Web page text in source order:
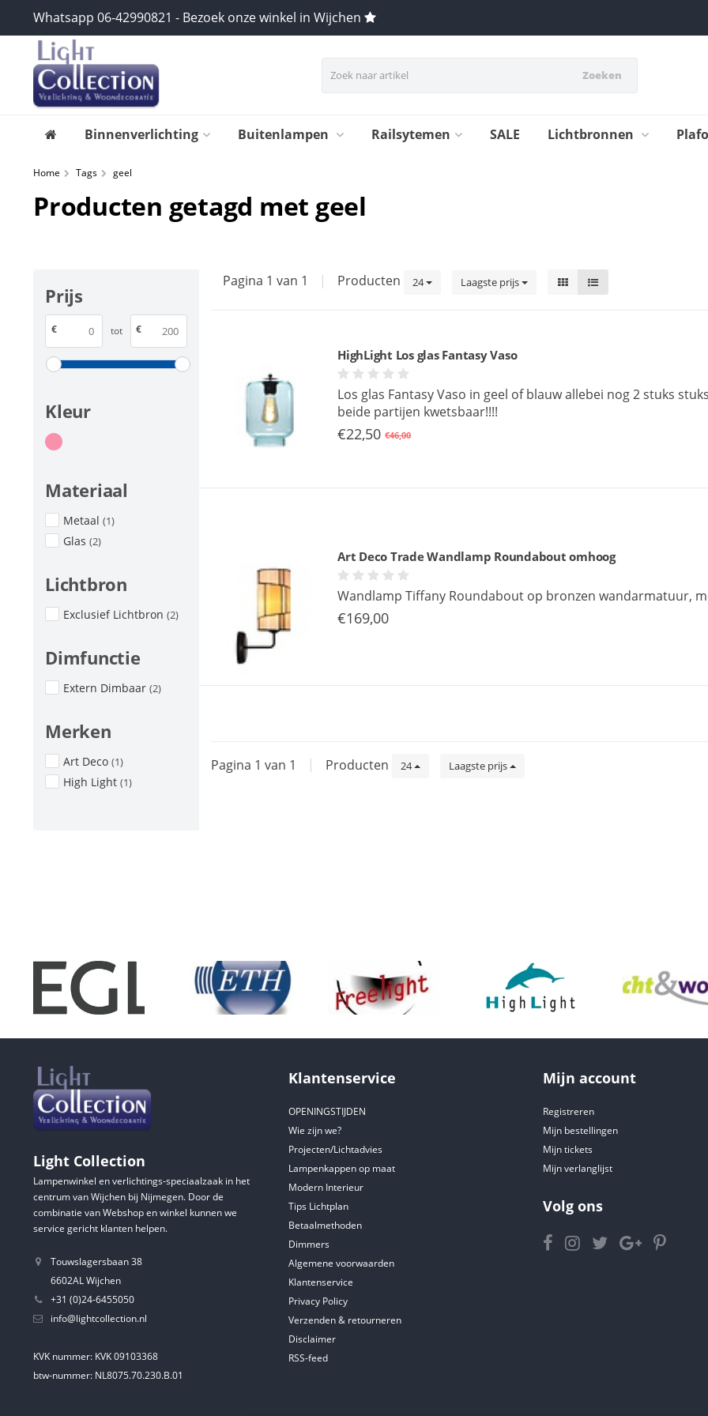
Whatsapp 06-42990821 - Bezoek onze winkel in Wijchen
Zoeken
Binnenverlichting Buitenlampen Railsytemen SALE Lichtbronnen
Home Tags geel
Producten getagd met geel
Prijs
€ tot €
Kleur
Materiaal
Metaal (1)
Glas (2)
Lichtbron
Exclusief Lichtbron (2)
Dimfunctie
Extern Dimbaar (2)
Merken
Art Deco (1)
High Light (1)
Pagina 1 van 1 | Producten 24 Laagste prijs
HighLight Los glas Fantasy Vaso
Los glas Fantasy Vaso in geel of blauw allebei nog 2 stuks
beide partijen kwetsbaar!!!!
€22,50 €46,00
Art Deco Trade Wandlamp Roundabout omhoog
Wandlamp Tiffany Roundabout op bronzen wandarmatuur,
€169,00
Pagina 1 van 1 | Producten 24 Laagste prijs
Light Collection
Lampenwinkel en verlichtings-speciaalzaak in het
centrum van Wijchen bij Nijmegen. Door de
combinatie van Webshop en winkel kunnen we
service gericht klanten helpen.
Touwslagersbaan 38
6602AL Wijchen
+31 (0)24-6455050
info@lightcollection.nl
KVK nummer: KVK 09103368
btw-nummer: NL8075.70.230.B.01
Klantenservice
OPENINGSTIJDEN
Wie zijn we?
Projecten/Lichtadvies
Lampenkappen op maat
Modern Interieur
Tips Lichtplan
Betaalmethoden
Dimmers
Algemene voorwaarden
Klantenservice
Privacy Policy
Verzenden & retourneren
Disclaimer
RSS-feed
Mijn account
Registreren
Mijn bestellingen
Mijn tickets
Mijn verlanglijst
Volg ons